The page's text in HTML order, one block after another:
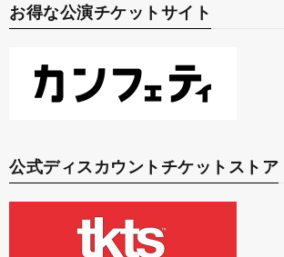
お得な公演チケットサイト
公式ディスカウントチケットストア